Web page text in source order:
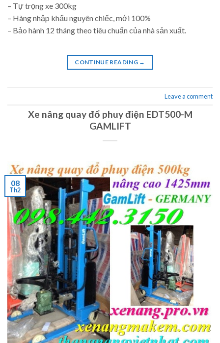
– Tự trọng xe 300kg
– Hàng nhập khẩu nguyên chiếc, mới 100%
– Bảo hành 12 tháng theo tiêu chuẩn của nhà sản xuất.
CONTINUE READING →
Leave a comment
Xe nâng quay đổ phuy điện EDT500-M
GAMLIFT
08
Th2